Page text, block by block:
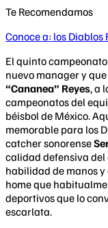
Te Recomendamos
Conoce a: los Diablos
El quinto
nuevo manager y
“Cananea” Reyes, a
campeonatos del
béisbol de México.
memorable para los
catcher sonorense
calidad defensiva del
habilidad de manos
home que
deportivos que lo
escarlata.